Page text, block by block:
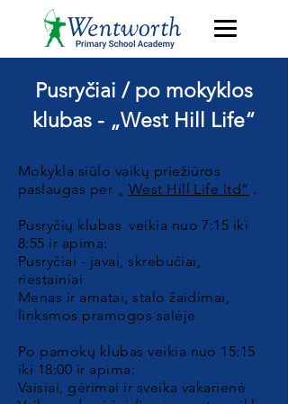
Pusryčiai / po mokyklos
klubas - „West Hill Life“
Mokykla siūlo vaikų priežiūros
paslaugas per „ West Hill Life ltd“ .
Pusryčių klubas veikia nuo 7:15 iki
8:55 ir apima:
Pusryčiai - javai, skrebučiai,
riestainiai
Menas ir amatai, stalo žaidimai,
linksmos pramogos salėje
Po pamokų klubas veikia nuo 15:15
iki 18:00 ir apima:
Vaisiai, gėrimai ir sveika vakarienė